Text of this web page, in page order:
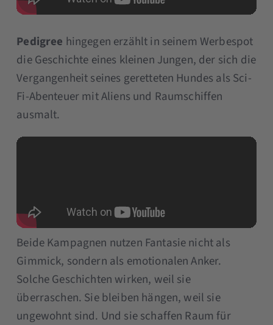
Pedigree hingegen erzählt in seinem Werbespot
die Geschichte eines kleinen Jungen, der sich die
Vergangenheit seines geretteten Hundes als Sci-
Fi-Abenteuer mit Aliens und Raumschiffen
ausmalt.
Beide Kampagnen nutzen Fantasie nicht als
Gimmick, sondern als emotionalen Anker.
Solche Geschichten wirken, weil sie
überraschen. Sie bleiben hängen, weil sie
ungewohnt sind. Und sie schaffen Raum für